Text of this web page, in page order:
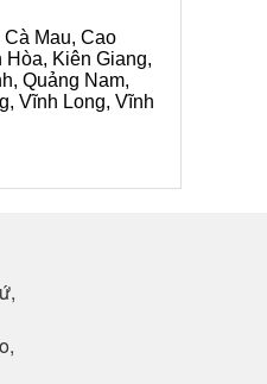
Mau, Cao
Kiên Giang,
Quảng Nam,
Vĩnh Long, Vĩnh